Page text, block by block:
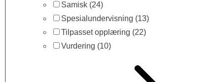
Samisk (24)
Spesialundervisning (13)
Tilpasset opplæring (22)
Vurdering (10)